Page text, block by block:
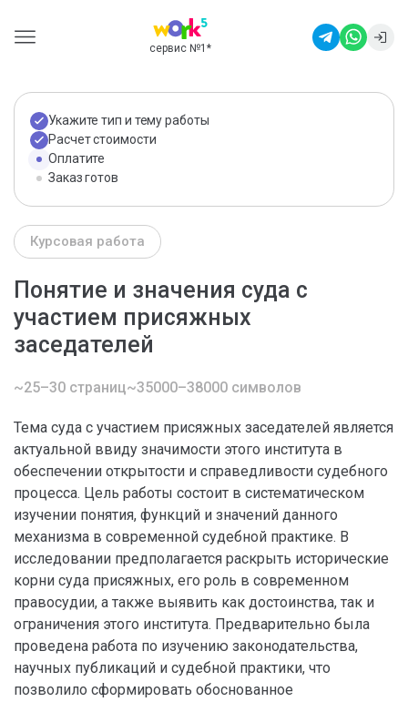
сервис №1 *
Укажите тип и тему работы
Расчет стоимости
Оплатите
Заказ готов
Курсовая работа
Понятие и значения суда с
участием присяжных
заседателей
~25–30 страниц~35000–38000 символов
Тема суда с участием присяжных заседателей является
актуальной ввиду значимости этого института в
обеспечении открытости и справедливости судебного
процесса. Цель работы состоит в систематическом
изучении понятия, функций и значений данного
механизма в современной судебной практике. В
исследовании предполагается раскрыть исторические
корни суда присяжных, его роль в современном
правосудии, а также выявить как достоинства, так и
ограничения этого института. Предварительно была
проведена работа по изучению законодательства,
научных публикаций и судебной практики, что
позволило сформировать обоснованное